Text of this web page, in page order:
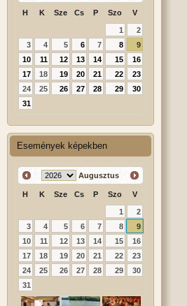
H K Sze Cs P Szo V
1
2
3
4 5 6 7 8
9
10
11 12 13 14 15
16
17
18 19 20 21 22
23
24
25 26 27 28 29
30
31
Események képekben
Augusztus
H K Sze Cs P Szo V
1
2
3
4 5 6 7 8
9
10
11 12 13 14 15
16
17
18 19 20 21 22
23
24
25 26 27 28 29
30
31